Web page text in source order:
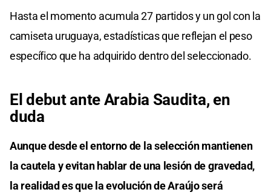
Hasta el momento acumula 27 partidos y un gol con la
camiseta uruguaya, estadísticas que reflejan el peso
específico que ha adquirido dentro del seleccionado.
El debut ante Arabia Saudita, en
duda
Aunque desde el entorno de la selección mantienen
la cautela y evitan hablar de una lesión de gravedad,
la realidad es que la evolución de Araújo será